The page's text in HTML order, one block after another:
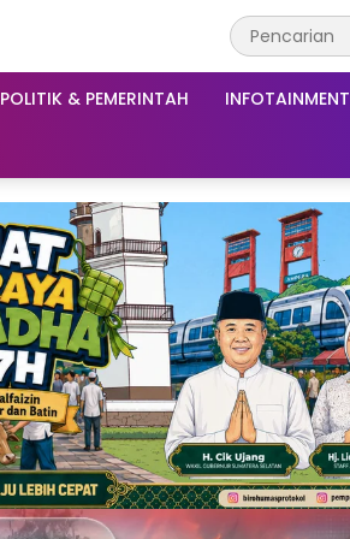
POLITIK & PEMERINTAH INFOTAINMENT